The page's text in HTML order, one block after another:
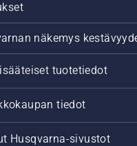
näkemys
tuotetiedot
tiedot
Husqvarna-sivustot